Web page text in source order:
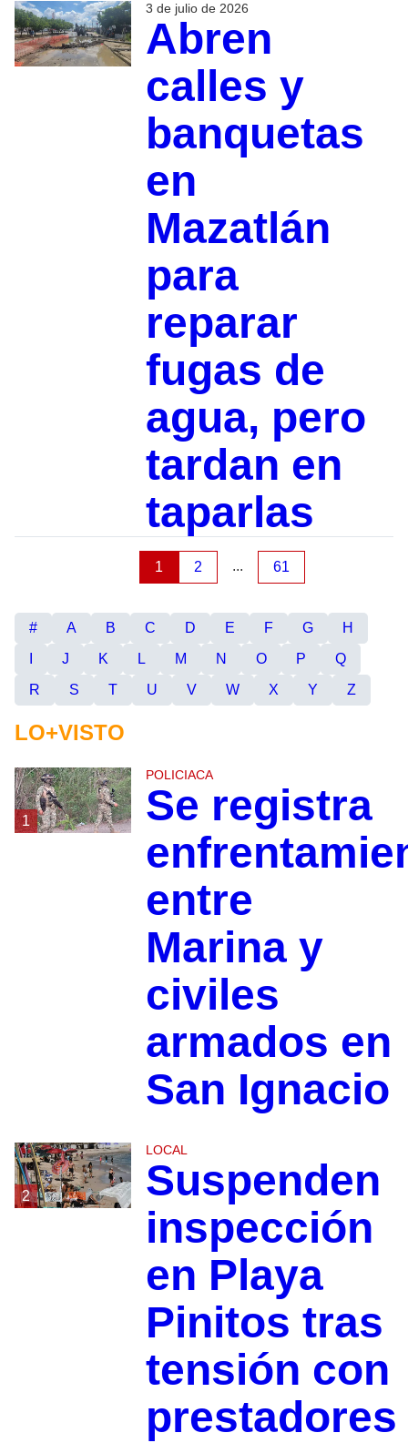
3 de julio de 2026
Abren
calles y
banquetas
en
Mazatlán
para
reparar
fugas de
agua, pero
tardan en
taparlas
1 2 ... 61
# A B C D E F G
H
J K L M N O P
Q
R
S T U V W X Y Z
LO+VISTO
1
POLICIACA
Se registra
entre
Marina y
civiles
armados en
San Ignacio
2
LOCAL
Suspenden
inspección
en Playa
Pinitos tras
tensión con
prestadores